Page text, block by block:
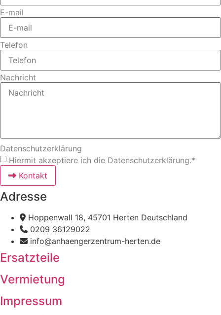
E-mail
Telefon
Nachricht
Datenschutzerklärung
Hiermit akzeptiere ich die Datenschutzerklärung.*
Kontakt
Adresse
Hoppenwall 18, 45701 Herten Deutschland​
0209 36129022
info@anhaengerzentrum-herten.de
Ersatzteile
Vermietung
Impressum